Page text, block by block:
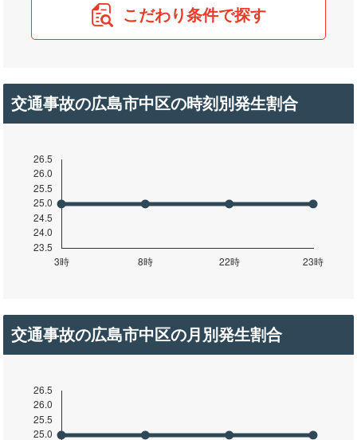
こだわり条件で探す
交通事故の広島市中区の時刻別発生割合
交通事故の広島市中区の月別発生割合